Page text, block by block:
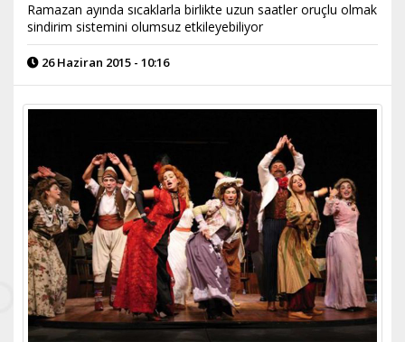
Ramazan ayında sıcaklarla birlikte uzun saatler oruçlu olmak
sindirim sistemini olumsuz etkileyebiliyor
26 Haziran 2015 - 10:16